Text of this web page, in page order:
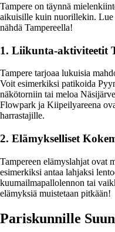
Tampere on täynnä
aikuisille kuin nuorillekin.
nähdä Tampereella!
1. Liikunta-aktiviteetit
Tampere tarjoaa lukuisia
Voit esimerkiksi patikoida
näkötorniin tai meloa
Flowpark ja Kiipeilyareena
harrastajille.
2. Elämykselliset
Tampereen elämyslahjat ovat
esimerkiksi antaa lahjaksi
kuumailmapallolennon tai
elämyksiä muistetaan pitkään!
Pariskunnille